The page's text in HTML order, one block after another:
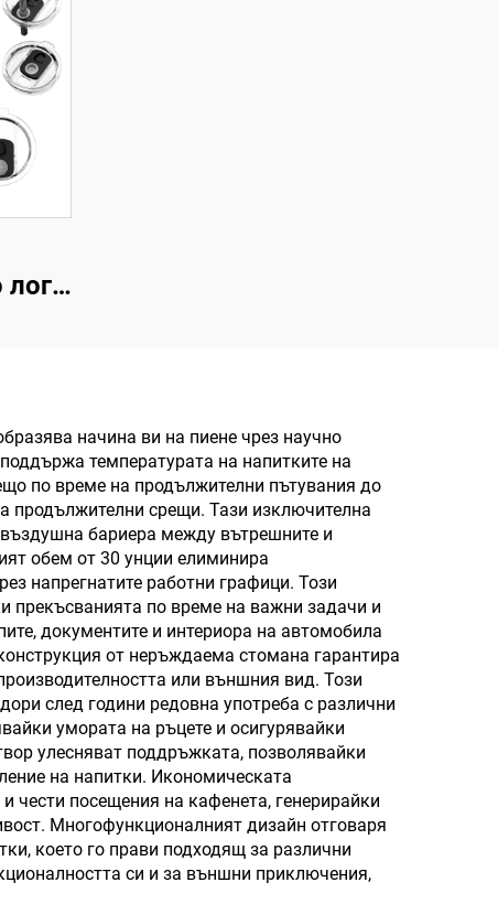
лого
начина ви на пиене чрез научно
температурата на напитките на
по време на продължителни пътувания до
продължителни срещи. Тази изключителна
бариера между вътрешните и
обем от 30 унции елиминира
напрегнатите работни графици. Този
прекъсванията по време на важни задачи и
документите и интериора на автомобила
от неръждаема стомана гарантира
или външния вид. Този
след години редовна употреба с различни
умората на ръцете и осигурявайки
улесняват поддръжката, позволявайки
на напитки. Икономическата
чести посещения на кафенета, генерирайки
Многофункционалният дизайн отговаря
което го прави подходящ за различни
си и за външни приключения,